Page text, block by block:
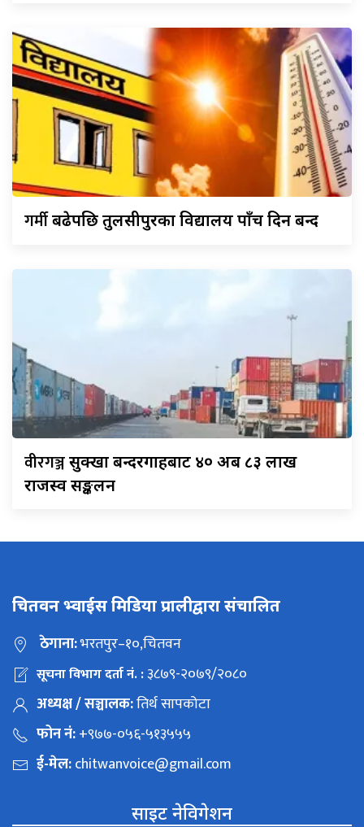
गर्मीबढेपछि तुलसीपुरका विद्यालय पाँच दिन बन्द
वीरगञ्जसुक्खा बन्दरगाहबाट ४० अर्ब ८३ लाख
राजस्व सङ्कलन
चितवन भ्वाईस मिडिया प्रालीद्वारा संचालित
ठेगाना:भरतपुर–१०,चितवन
सूचना विभाग दर्ता नं. :३८७९-२०७९/२०८०
अध्यक्ष / सञ्चालक:तिर्थ सापकोटा
फोन नं:+९७७-०५६-५१३५५५
ई-मेल:chitwanvoice@gmail.com
साइट नेविगेशन